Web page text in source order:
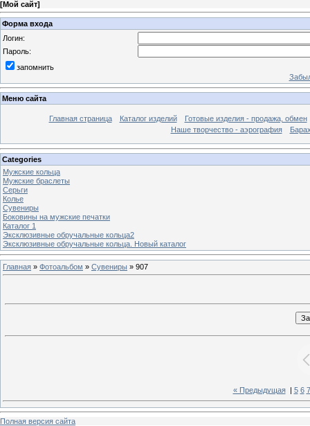
[Мой сайт]
Форма входа
Логин:
Пароль:
запомнить
Меню сайта
Главная страница Каталог изделий
Готовые изделия - продажа, обмен
Наше творчество - аэрография
Categories
Мужские кольца
Мужские браслеты
Серьги
Колье
Сувениры
Боковины на мужские печатки
Каталог 1
Эксклюзивные обручальные кольца2
Эксклюзивные обручальные кольца. Новый каталог
Главная » Фотоальбом » Сувениры » 907
« Предыдущая| 5 6 7
Полная версия сайта